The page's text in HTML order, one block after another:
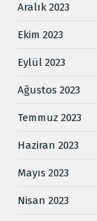
Aralık 2023
Ekim 2023
Eylül 2023
Ağustos 2023
Temmuz 2023
Haziran 2023
Mayıs 2023
Nisan 2023